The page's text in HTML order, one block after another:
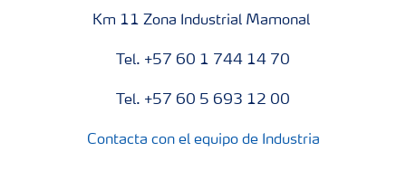
Km 11 Zona Industrial Mamonal
Tel. +57 60 1 744 14 70
Tel. +57 60 5 693 12 00
Contacta con el equipo de Industria